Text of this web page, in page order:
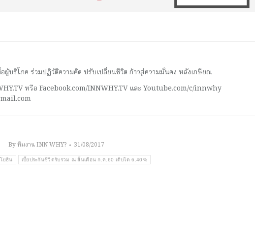
ผู้บริโภค ร่วมปฏิวัติความคิด ปรับเปลี่ยนชีวิต ก้าวสู่ความมั่นคง หลังเกษียณ
หรือ Facebook.com/INNWHY.TV และ Youtube.com/c/innwhy
Byทีมงาน INN WHY?
31/08/2017
ยธิน เบี้ยประกันชีวิตรับรวม ณ สิ้นเดือน ก.ค.60 เติบโต 6.40%